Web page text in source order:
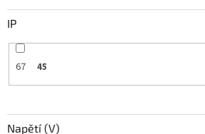
IP
67 45
Napětí (V)